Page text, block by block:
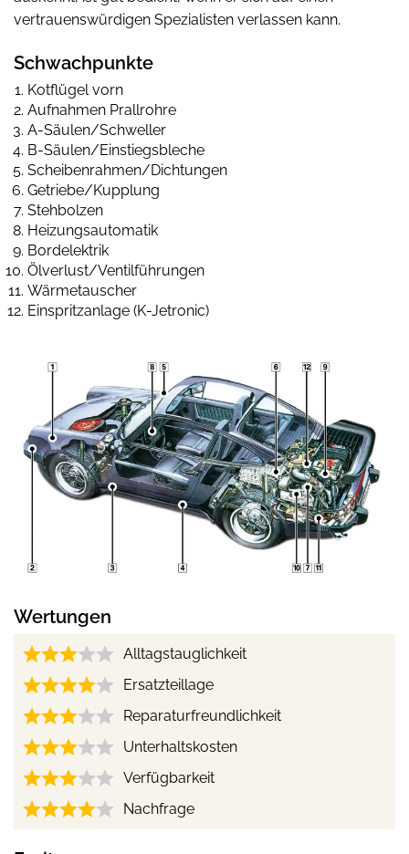
vertrauenswürdigen Spezialisten verlassen kann.
Schwachpunkte
Kotflügel vorn
Aufnahmen Prallrohre
A-Säulen/Schweller
B-Säulen/Einstiegsbleche
Scheibenrahmen/Dichtungen
Getriebe/Kupplung
Stehbolzen
Heizungsautomatik
Bordelektrik
Ölverlust/Ventilführungen
Wärmetauscher
Einspritzanlage (K-Jetronic)
Wertungen
Alltagstauglichkeit
Ersatzteillage
Reparaturfreundlichkeit
Unterhaltskosten
Verfügbarkeit
Nachfrage